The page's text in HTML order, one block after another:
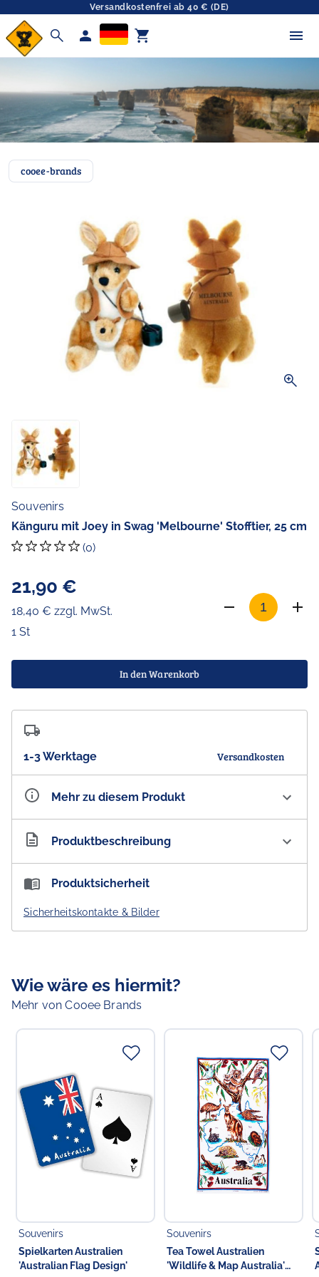
Versandkostenfrei ab 40 € (DE)
search person shopping_cart
cooee-brands
zoom_in
Souvenirs
Känguru mit Joey in Swag 'Melbourne' Stofftier, 25 cm
(0)
21,90 €
18,40 € zzgl. MwSt.
1 St
In den Warenkorb
1-3 Werktage Versandkosten
Mehr zu diesem Produkt
Artikelnummer AU300097
Produktbeschreibung
Känguru mit Joey in Swag - Melbourne - Stofftier, 25 cm
- DESIGNED IN AUSTRALIA -
Verantwortliche Person in der EU
Choppy's Food & Non-Food GmbH
22769 Hamburg
Deutschland
Produktsicherheit
Sicherheitskontakte & Bilder
Wie wäre es hiermit?
Mehr von Cooee Brands
Souvenirs
Spielkarten Australien
'Australian Flag Design'
Souvenirs
Tea Towel Australien
'Wildlife & Map Australia'